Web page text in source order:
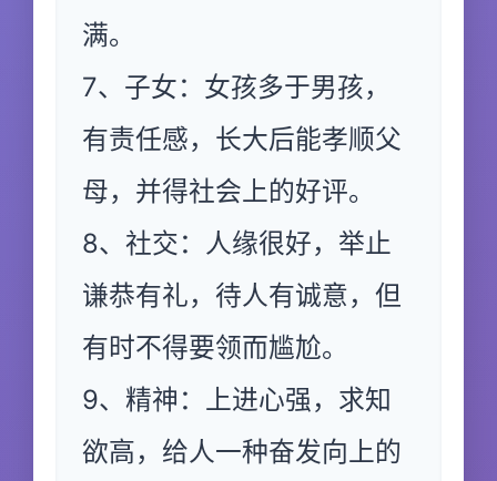
满。
7、子女：女孩多于男孩，
有责任感，长大后能孝顺父
母，并得社会上的好评。
8、社交：人缘很好，举止
谦恭有礼，待人有诚意，但
有时不得要领而尴尬。
9、精神：上进心强，求知
欲高，给人一种奋发向上的